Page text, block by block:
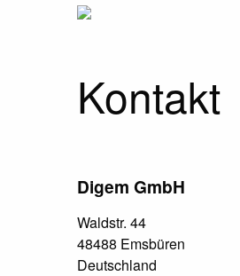
Kontakt
Digem GmbH
Waldstr. 44
48488 Emsbüren
Deutschland